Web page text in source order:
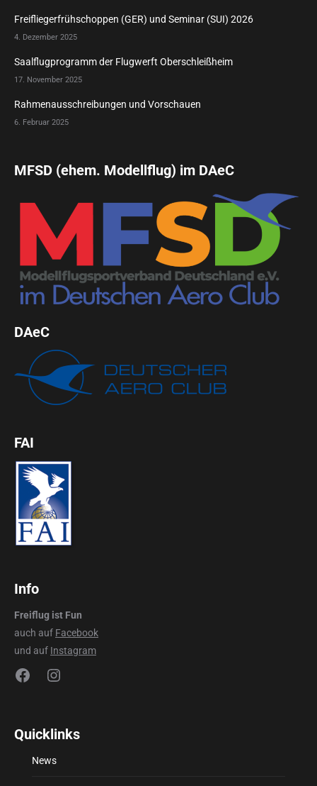
Freifliegerfrühschoppen (GER) und Seminar (SUI) 2026
4. Dezember 2025
Saalflugprogramm der Flugwerft Oberschleißheim
17. November 2025
Rahmenausschreibungen und Vorschauen
6. Februar 2025
MFSD (ehem. Modellflug) im DAeC
DAeC
FAI
Info
Freiflug ist Fun
auch auf Facebook
und auf Instagram
FacebookInstagram
Quicklinks
News